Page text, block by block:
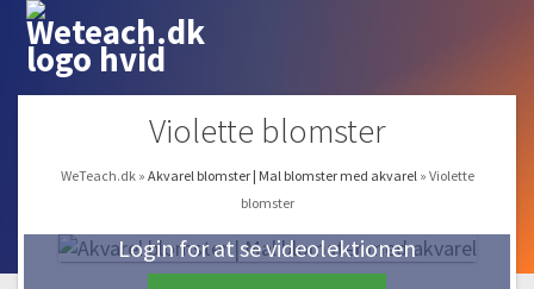
Violette blomster
WeTeach.dk » Akvarel blomster | Mal blomster med akvarel » Violette
blomster
Login for at se videolektionen